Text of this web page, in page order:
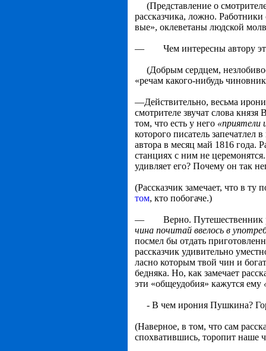
(Представление о
рассказчика, ложно.
вые», оклеветаны людской
— Чем интересны автору
(Добрым сердцем,
«речам какого-нибудь
—Действительно, весьма
смотрителе звучат слова князя
том, что есть у него «приятели
которого писатель запечатлел
автора в месяц май 1816 года.
станциях с ним не
удивляет его? Почему он так
(Рассказчик замечает, что в ту
том, кто побога­че.)
— Верно. Путешественник
чина почитай ввелось в
посмел бы отдать
рассказчик удивительно
ласно которым твой чин и
бедняка. Но, как замечает
эти «общеудобия» кажутся ему
- В чем ирония Пушкина?
(Наверное, в том, что сам
спохватившись, торопит наше